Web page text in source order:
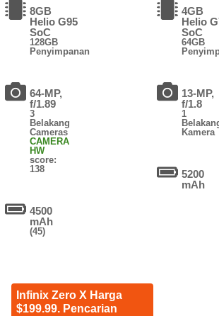
8GB
Helio G95
SoC
128GB
Penyimpanan
64-MP,
f/1.89
3
Belakang
Cameras
CAMERA
HW
score:
138
4500
mAh
(45)
Infinix Zero X Harga
$199.99. Pencarian
4GB
Helio
SoC
64GB
13-MP,
f/1.8
1
Kamera
5200
mAh